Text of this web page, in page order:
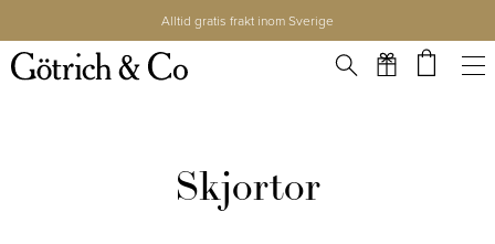
Alltid gratis frakt inom Sverige
Skjortor